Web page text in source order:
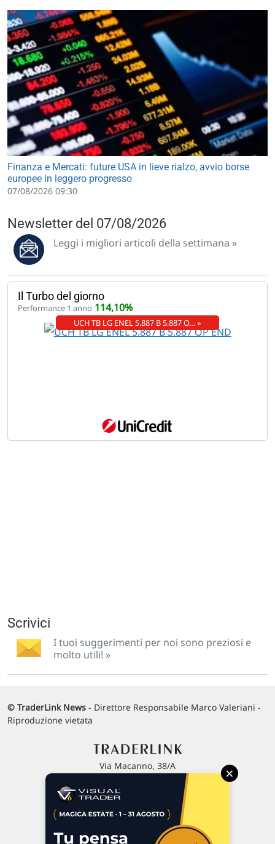
Finanza e Mercati: future USA in lieve rialzo, avvio borse
europee in leggero progresso
07/08/2026 09:30
Newsletter del 07/08/2026
Leggi i migliori articoli della settimana »
Il Turbo del giorno
Performance 1 anno 114,10%
UCH TB LG ENEL 5.887 B 5.887 O… »
Scrivici
I tuoi suggerimenti per noi sono preziosi e
molto utili! »
© TraderLink News - Direttore Responsabile Marco Valeriani -
Riproduzione vietata
Via Macanno, 38/A
P.IVA 02 452 460 401
×